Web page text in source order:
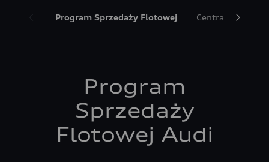
Program Sprzedaży Flotowej Centra Flotowe
Program
Sprzedaży
Flotowej Audi